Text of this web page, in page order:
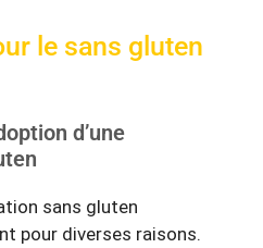
le sans gluten
d’une
sans gluten
pour diverses raisons.